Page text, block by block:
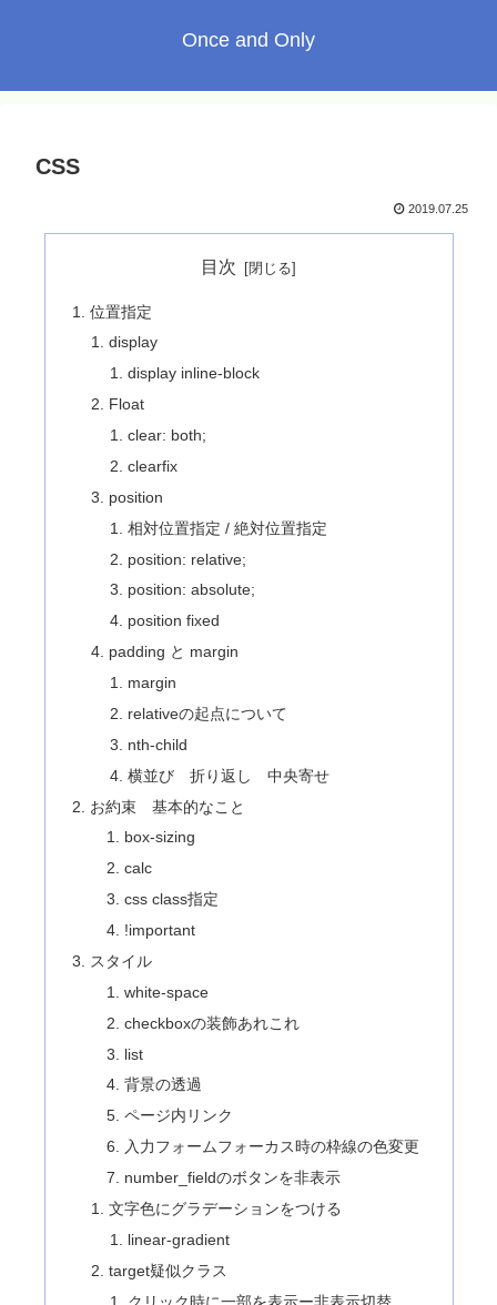
Once and Only
CSS
2019.07.25
目次
位置指定
display
display inline-block
Float
clear: both;
clearfix
position
相対位置指定 / 絶対位置指定
position: relative;
position: absolute;
position fixed
padding と margin
margin
relativeの起点について
nth-child
横並び 折り返し 中央寄せ
お約束 基本的なこと
box-sizing
calc
css class指定
!important
スタイル
white-space
checkboxの装飾あれこれ
list
背景の透過
ページ内リンク
入力フォームフォーカス時の枠線の色変更
number_fieldのボタンを非表示
文字色にグラデーションをつける
linear-gradient
target疑似クラス
クリック時に一部を表示ー非表示切替